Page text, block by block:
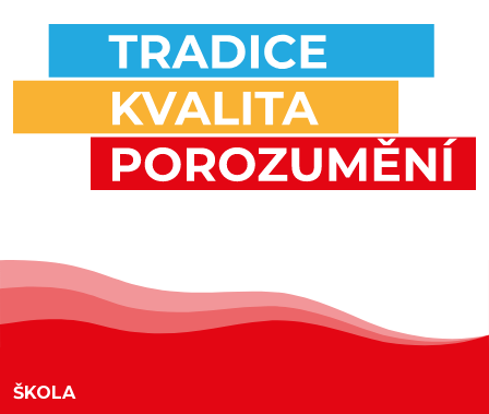
ŠKOLA